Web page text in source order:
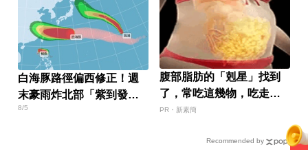
白海豚路徑偏西修正！週
末豪雨炸北部「紫到發
白」
8/5
腹部脂肪的「剋星」找到
了，常吃這幾物，吃走大
肚囊，瘦出小蠻腰
PR・新素簡
Recommended by